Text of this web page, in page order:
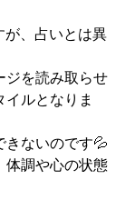
、占いとは異
ジを読み取らせ
ルとなりま
きないのです💦
体調や心の状態